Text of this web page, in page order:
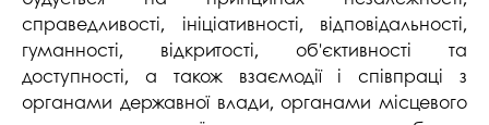
справедливості, ініціативності, відповідальності,
гуманності, відкритості, об'єктивності та
доступності, а також взаємодії і співпраці з
органами державної влади, органами місцевого